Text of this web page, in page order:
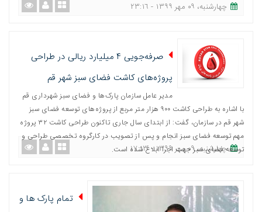
چهارشنبه، ٠٩ مهر ١٣٩٩ - ٢٣:١٦
صرفه‌جویی ۴ میلیارد ریالی در طراحی
پروژه‌های کاشت فضای سبز شهر قم
مدیر عامل سازمان پارک‌ها و فضای سبز شهرداری قم
با اشاره به طراحی کاشت ٩٠٠ هزار متر مربع از پروژه‌های توسعه فضای سبز
شهر قم در سازمان، گفت: از ابتدای سال جاری تاکنون طراحی کاشت ۳۲ پروژه
مهم توسعه فضای سبز انجام و پس از تصویب در کارگروه تخصصی طراحی و
توسعه فضای سبز جهت اجرا ابلاغ شده است.
چهارشنبه، ٠٩ مهر ١٣٩٩ - ١٧:١٣
تمام پارک ها و